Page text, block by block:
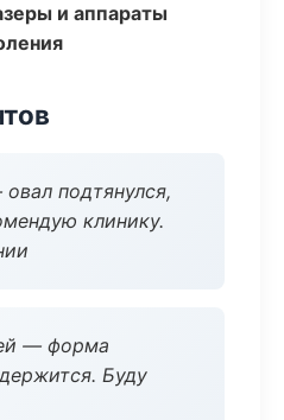
и аппараты
подтянулся,
клинику.
— форма
Буду